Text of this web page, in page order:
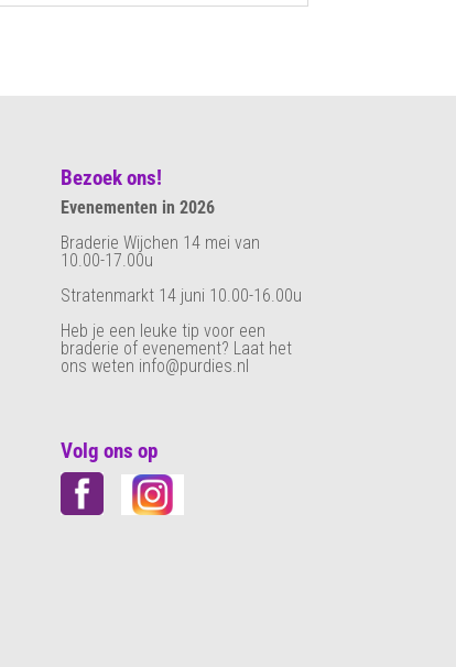
Bezoek ons!
Evenementen in 2026
Braderie Wijchen 14 mei van
10.00-17.00u
Stratenmarkt 14 juni 10.00-16.00u
Heb je een leuke tip voor een
braderie of evenement? Laat het
ons weten info@purdies.nl
Volg ons op